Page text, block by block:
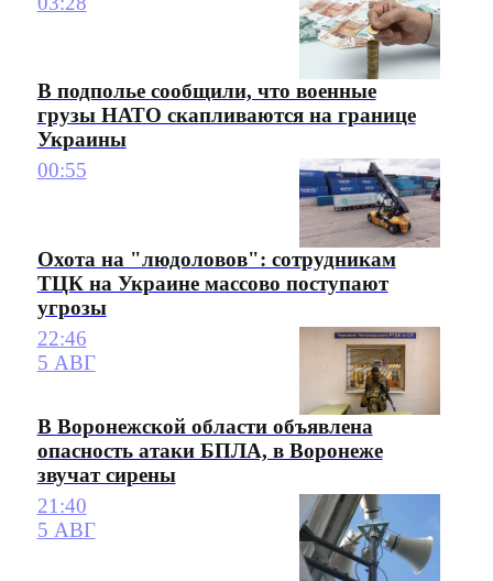
В подполье сообщили, что военные
грузы НАТО скапливаются на границе
Украины
00:55
Охота на "людоловов": сотрудникам
ТЦК на Украине массово поступают
угрозы
22:46
5 АВГ
В Воронежской области объявлена
опасность атаки БПЛА, в Воронеже
звучат сирены
21:40
5 АВГ